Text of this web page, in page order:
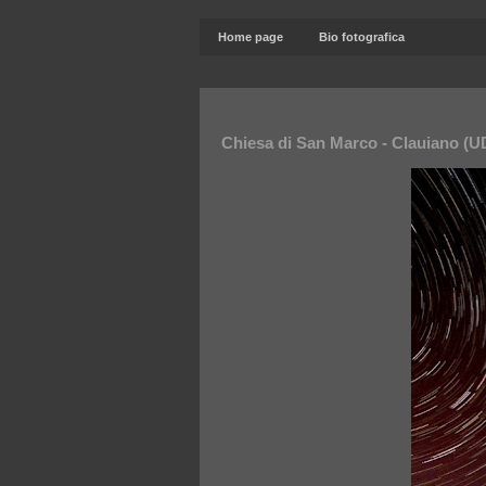
Home page Bio fotografica
Chiesa di San Marco - Clauiano